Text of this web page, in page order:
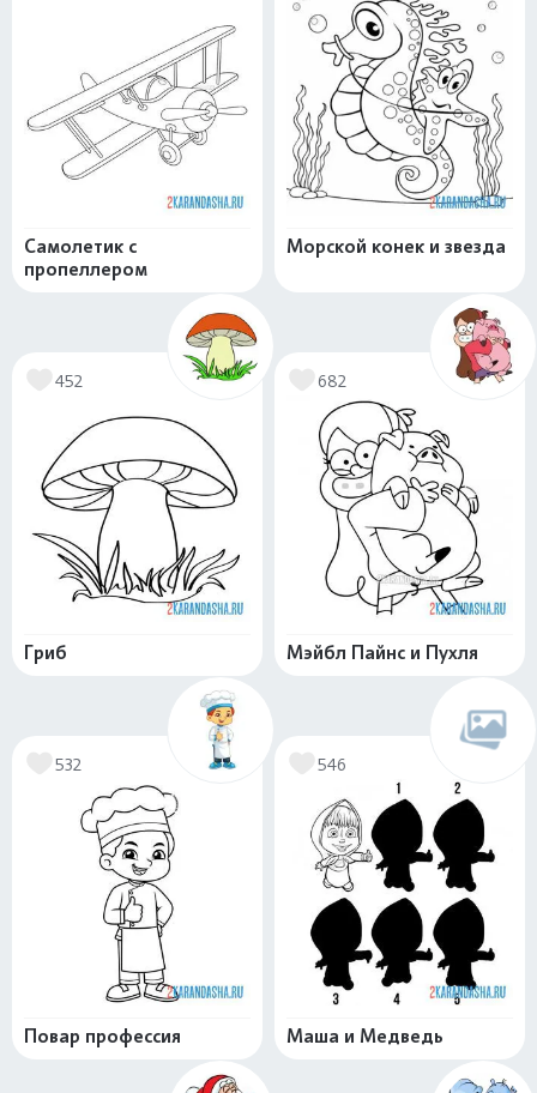
Самолетик с
пропеллером
Морской конек и звезда
452
Гриб
682
Мэйбл Пайнс и Пухля
532
Повар профессия
546
Маша и Медведь